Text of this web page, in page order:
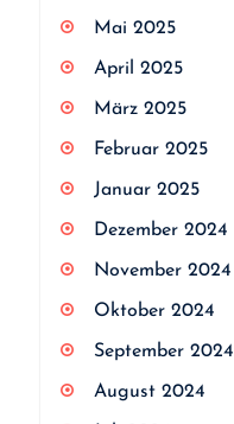
Mai 2025
April 2025
März 2025
Februar 2025
Januar 2025
Dezember 2024
November 2024
Oktober 2024
September 2024
August 2024